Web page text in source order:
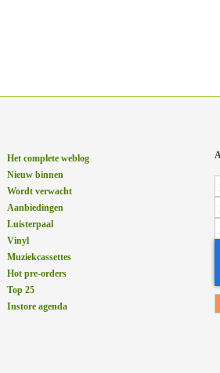
Het complete weblog
Nieuw binnen
Wordt verwacht
Aanbiedingen
Luisterpaal
Vinyl
Muziekcassettes
Hot pre-orders
Top 25
Instore agenda